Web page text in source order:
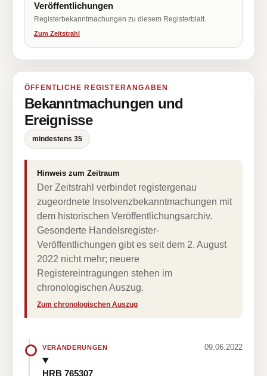
Veröffentlichungen
Registerbekanntmachungen zu diesem Registerblatt.
Zum Zeitstrahl
ÖFFENTLICHE REGISTERANGABEN
Bekanntmachungen und
Ereignisse
mindestens 35
Hinweis zum Zeitraum
Der Zeitstrahl verbindet registergenau
zugeordnete Insolvenzbekanntmachungen mit
dem historischen Veröffentlichungsarchiv.
Gesonderte Handelsregister-
Veröffentlichungen gibt es seit dem 2. August
2022 nicht mehr; neuere
Registereintragungen stehen im
chronologischen Auszug.
Zum chronologischen Auszug
VERÄNDERUNGEN 09.06.2022
HRB 765307